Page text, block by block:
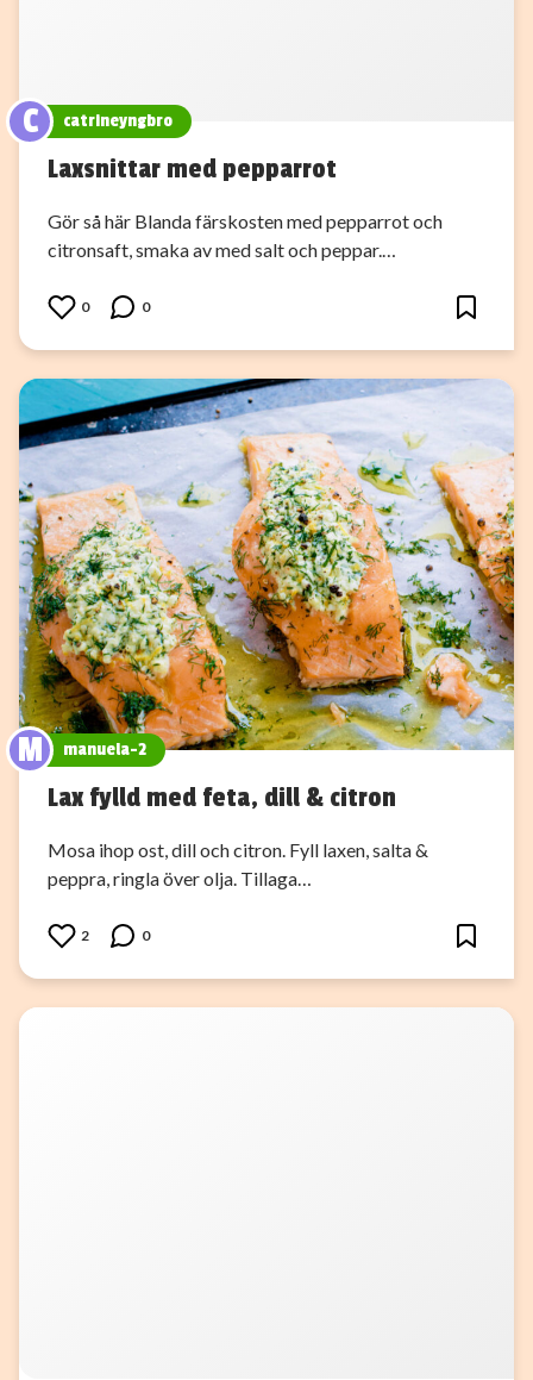
C catrineyngbro
Laxsnittar med pepparrot
Gör så här Blanda färskosten med pepparrot och
citronsaft, smaka av med salt och peppar.…
0 0
M manuela-2
Lax fylld med feta, dill & citron
Mosa ihop ost, dill och citron. Fyll laxen, salta &
peppra, ringla över olja. Tillaga…
2 0